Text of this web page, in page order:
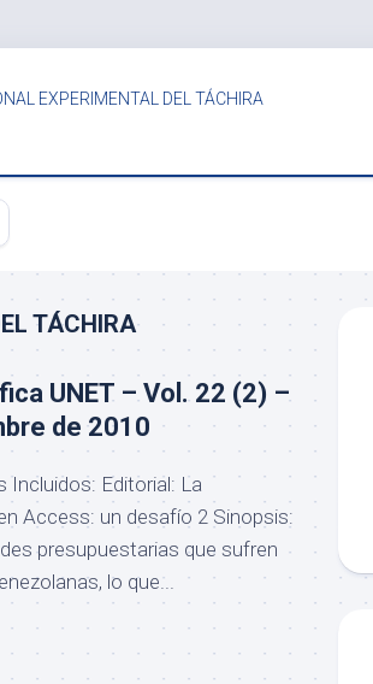
EXPERIMENTAL DEL TÁCHIRA
TÁCHIRA
UNET – Vol. 22 (2) –
de 2010
Incluidos: Editorial: La
Access: un desafío 2 Sinopsis:
presupuestarias que sufren
lo que...